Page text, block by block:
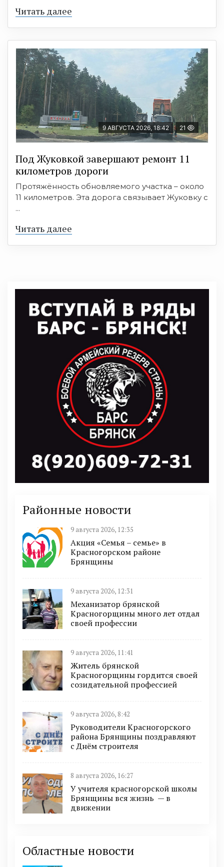
Читать далее
9 АВГУСТА 2026, 18:42 21
Под Жуковкой завершают ремонт 11
километров дороги
Протяжённость обновляемого участка – около
11 километров. Эта дорога связывает Жуковку с
...
Читать далее
Районные новости
9 августа 2026, 12:35
Акция «Семья – семье» в
Красногорском районе
Брянщины
9 августа 2026, 12:31
Механизатор брянской
Красногорщины много лет отдал
своей профессии
9 августа 2026, 11:41
Житель брянской
Красногорщины гордится своей
созидательной профессией
9 августа 2026, 8:42
Руководители Красногорского
района Брянщины поздравляют
с Днём строителя
8 августа 2026, 16:27
У учителя красногорской школы
Брянщины вся жизнь — в
движении
Областные новости